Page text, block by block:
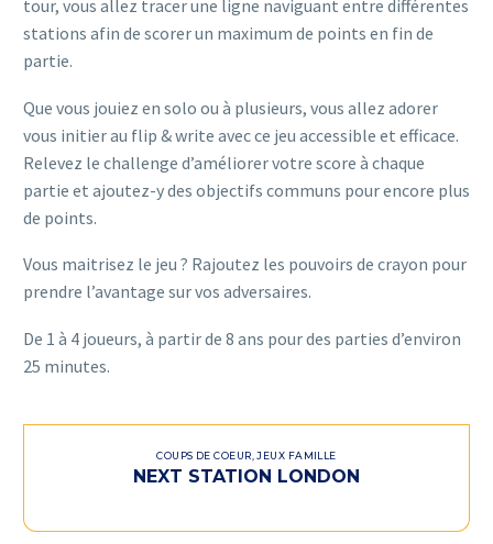
tour, vous allez tracer une ligne naviguant entre différentes
stations afin de scorer un maximum de points en fin de
partie.
Que vous jouiez en solo ou à plusieurs, vous allez adorer
vous initier au flip & write avec ce jeu accessible et efficace.
Relevez le challenge d’améliorer votre score à chaque
partie et ajoutez-y des objectifs communs pour encore plus
de points.
Vous maitrisez le jeu ? Rajoutez les pouvoirs de crayon pour
prendre l’avantage sur vos adversaires.
De 1 à 4 joueurs, à partir de 8 ans pour des parties d’environ
25 minutes.
COUPS DE COEUR ,JEUX FAMILLE
NEXT STATION LONDON